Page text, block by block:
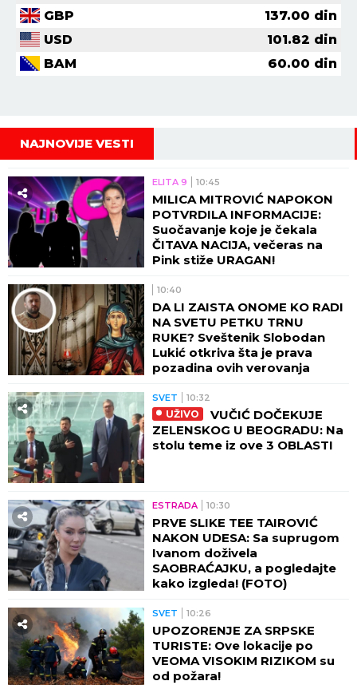
GBP
137.00 din
USD
101.82 din
BAM
60.00 din
NAJNOVIJE VESTI
ELITA 9 10:45
MILICA MITROVIĆ NAPOKON
POTVRDILA INFORMACIJE:
Suočavanje koje je čekala
ČITAVA NACIJA, večeras na
Pink stiže URAGAN!
10:40
DA LI ZAISTA ONOME KO RADI
NA SVETU PETKU TRNU
RUKE? Sveštenik Slobodan
Lukić otkriva šta je prava
pozadina ovih verovanja
SVET 10:32
UŽIVO
VUČIĆ DOČEKUJE
ZELENSKOG U BEOGRADU: Na
stolu teme iz ove 3 OBLASTI
ESTRADA 10:30
PRVE SLIKE TEE TAIROVIĆ
NAKON UDESA: Sa suprugom
Ivanom doživela
SAOBRAĆAJKU, a pogledajte
kako izgleda! (FOTO)
SVET 10:26
UPOZORENJE ZA SRPSKE
TURISTE: Ove lokacije po
VEOMA VISOKIM RIZIKOM su
od požara!